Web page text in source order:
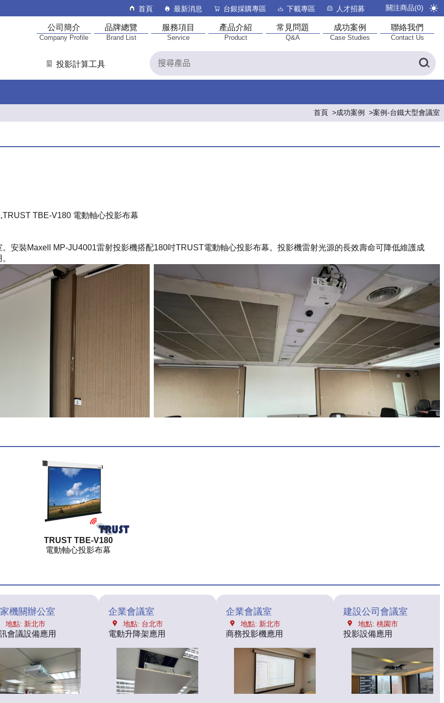
首頁 最新消息 台銀採購專區 下載專區 人才招募 關注商品(0)
公司簡介
Company Profile
品牌總覽
Brand List
服務項目
Service
產品介紹
Product
常見問題
Q&A
成功案例
Case Studies
聯絡我們
Contact Us
投影計算工具
首頁 成功案例 案例-台鐵大型會議室
TBE-V180 電動軸心投影布幕
安裝Maxell MP-JU4001雷射投影機搭配180吋TRUST電動軸心投影布幕。投影機雷射光源的長效壽命可降低維護成
TRUST TBE-V180
電動軸心投影布幕
機關辦公室
地點: 新北市
會議設備應用
企業會議室
地點: 台北市
電動升降架應用
企業會議室
地點: 新北市
商務投影機應用
建設公司會議室
地點: 桃園市
投影設備應用